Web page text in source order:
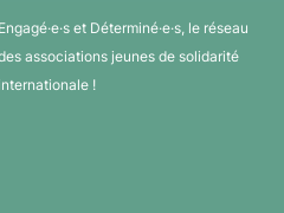
Engagé·e·s et Déterminé·e·s, le réseau
associations jeunes de solidarité
!